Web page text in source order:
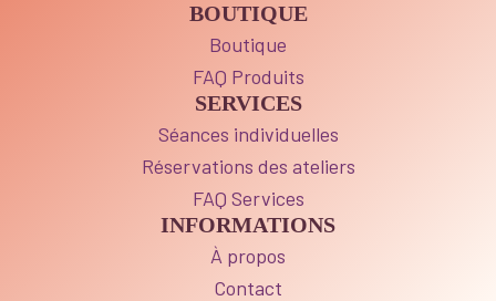
BOUTIQUE
Boutique
FAQ Produits
SERVICES
Séances individuelles
Réservations des ateliers
FAQ Services
INFORMATIONS
À propos
Contact